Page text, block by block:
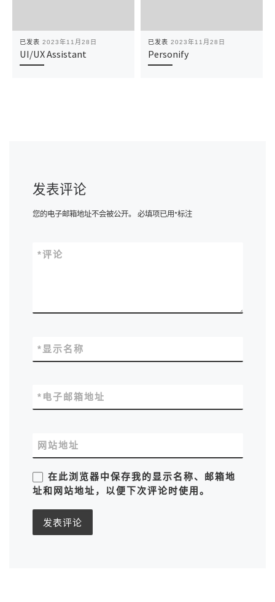
已发表 2023年11月28日
UI/UX Assistant
已发表 2023年11月28日
Personify
发表评论
您的电子邮箱地址不会被公开。 必填项已用*标注
评论
*
显示名称
*
电子邮箱地址
*
网站地址
在此浏览器中保存我的显示名称、邮箱地
址和网站地址，以便下次评论时使用。